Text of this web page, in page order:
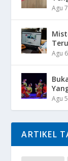
Agu
Agu
Agu
ARTIKEL